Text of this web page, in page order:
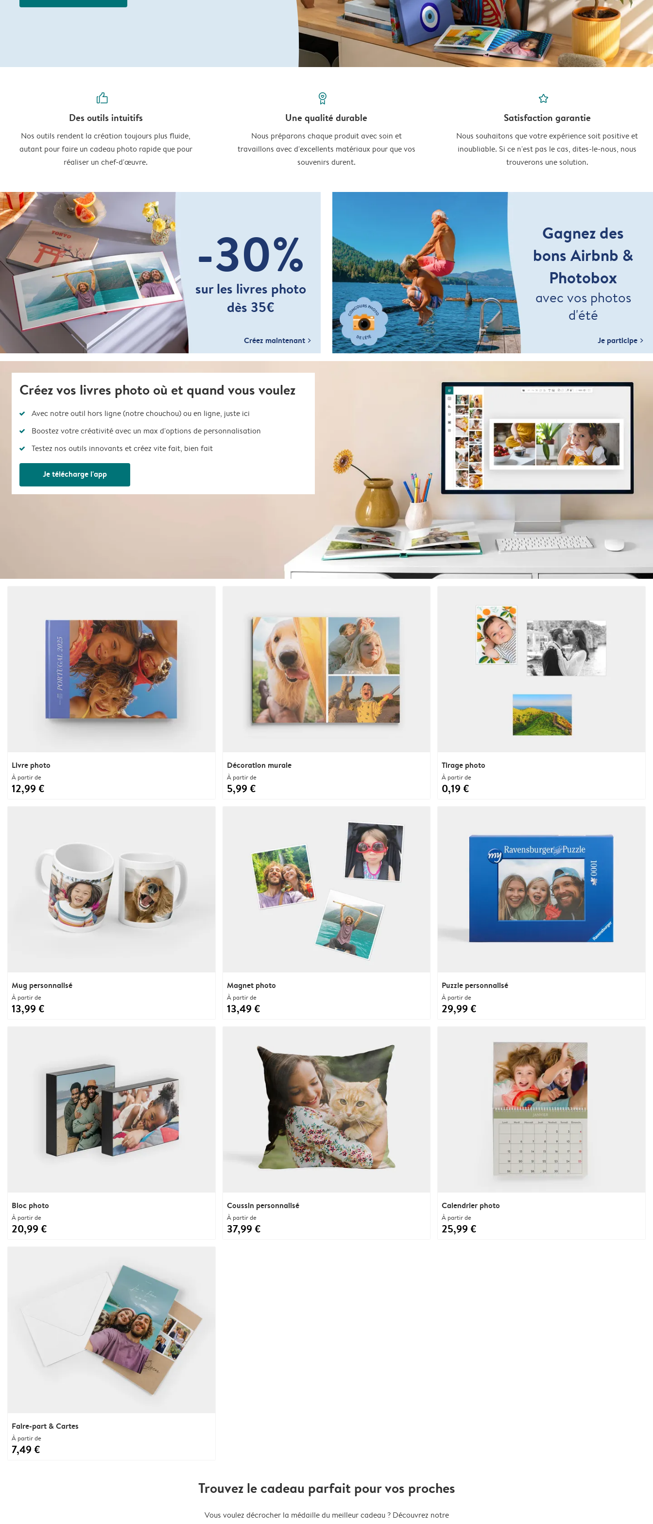
thumbs_up
Des outils intuitifs
Nos outils rendent la création toujours plus fluide,
autant pour faire un cadeau photo rapide que pour
réaliser un chef-d'œuvre.
prize
Une qualité durable
Nous préparons chaque produit avec soin et
travaillons avec d'excellents matériaux pour que vos
souvenirs durent.
star_outline
Satisfaction garantie
Nous souhaitons que votre expérience soit positive et
inoubliable. Si ce n'est pas le cas, dites-le-nous, nous
trouverons une solution.
-30%
sur les livres photo
dès 35€
Créez maintenant
Gagnez des
bons Airbnb &
Photobox
avec vos photos
d'été
Je participe
Créez vos livres photo où et quand vous voulez
Avec notre outil hors ligne (notre chouchou) ou en ligne, juste ici
Boostez votre créativité avec un max d'options de personnalisation
Testez nos outils innovants et créez vite fait, bien fait
Je télécharge l'app
Livre photo
À partir de
12,99 €
Décoration murale
À partir de
5,99 €
Tirage photo
À partir de
0,19 €
Mug personnalisé
À partir de
13,99 €
Magnet photo
À partir de
13,49 €
Puzzle personnalisé
À partir de
29,99 €
Bloc photo
À partir de
20,99 €
Coussin personnalisé
À partir de
37,99 €
Calendrier photo
À partir de
25,99 €
Faire-part & Cartes
À partir de
7,49 €
Trouvez le cadeau parfait pour vos proches
Vous voulez décrocher la médaille du meilleur cadeau ? Découvrez notre